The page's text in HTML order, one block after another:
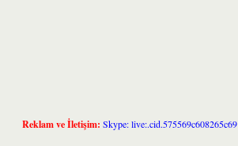
Reklam ve İletişim: Skype: live:.cid.575569c608265c69